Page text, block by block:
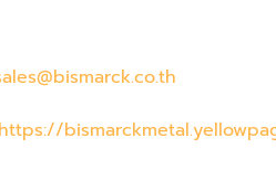
https://